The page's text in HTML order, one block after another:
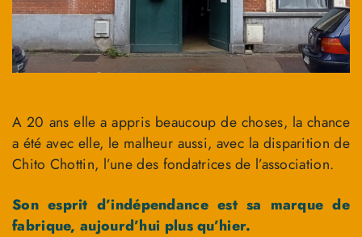
A 20 ans elle a appris beaucoup de choses, la chance
a été avec elle, le malheur aussi, avec la disparition de
Chito Chottin, l’une des fondatrices de l’association.
Son esprit d’indépendance est sa marque de
fabrique, aujourd’hui plus qu’hier.